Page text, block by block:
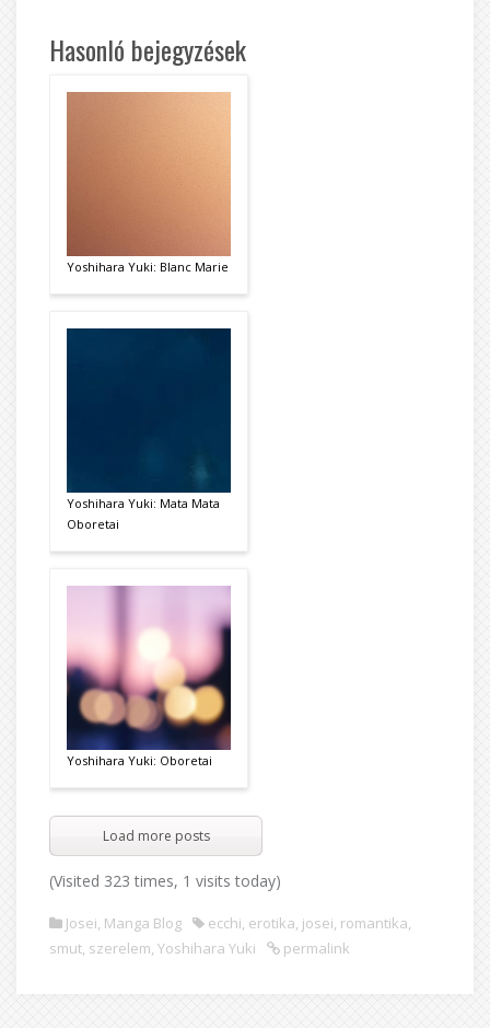
Hasonló bejegyzések
Yoshihara Yuki: Blanc Marie
Yoshihara Yuki: Mata Mata
Oboretai
Yoshihara Yuki: Oboretai
Load more posts
(Visited 323 times, 1 visits today)
Josei, Manga Blog ecchi, erotika, josei, romantika,
smut, szerelem, Yoshihara Yuki permalink